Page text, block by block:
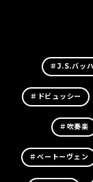
＃J.S.バッハ
＃ドビュッシー
＃吹奏楽
＃ベートーヴェン